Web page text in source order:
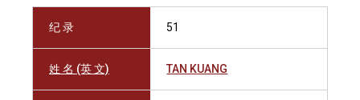
纪 录 51
姓 名 (英 文) TAN KUANG